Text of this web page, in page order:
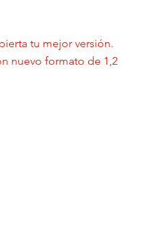
tu mejor versión.
nuevo formato de 1,2